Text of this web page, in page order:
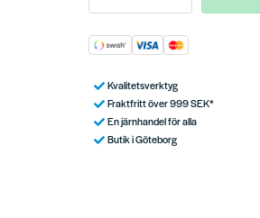
Kvalitetsverktyg
Fraktfritt över 999 SEK*
En järnhandel för alla
Butik i Göteborg